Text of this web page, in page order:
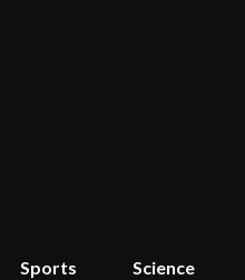
Sports Science